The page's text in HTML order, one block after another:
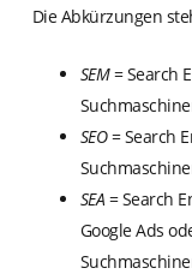
Die Abkürzungen
SEM= Search
SEO= Search
SEA = Search
Google Ads